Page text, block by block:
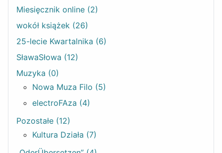
Miesięcznik online (2)
wokół książek (26)
25-lecie Kwartalnika (6)
SławaSłowa (12)
Muzyka (0)
Nowa Muza Filo (5)
electroFAza (4)
Pozostałe (12)
Kultura Działa (7)